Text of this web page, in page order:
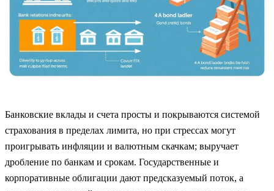
Банковские вклады и счета просты и покрываются системой
страхования в пределах лимита, но при стрессах могут
проигрывать инфляции и валютным скачкам; выручает
дробление по банкам и срокам. Государственные и
корпоративные облигации дают предсказуемый поток, а